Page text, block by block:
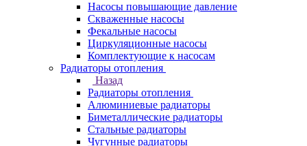
Насосы повышающие давление
Скваженные насосы
Фекальные насосы
Циркуляционные насосы
Комплектующие к насосам
Радиаторы отопления
Назад
Радиаторы отопления
Алюминиевые радиаторы
Биметаллические радиаторы
Стальные радиаторы
Чугунные радиаторы